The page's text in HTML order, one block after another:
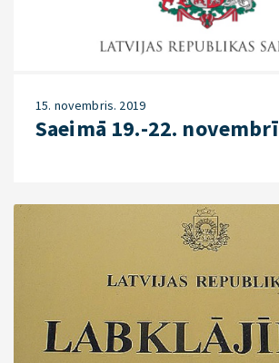
15. novembris. 2019
Saeimā 19.-22. novembrī